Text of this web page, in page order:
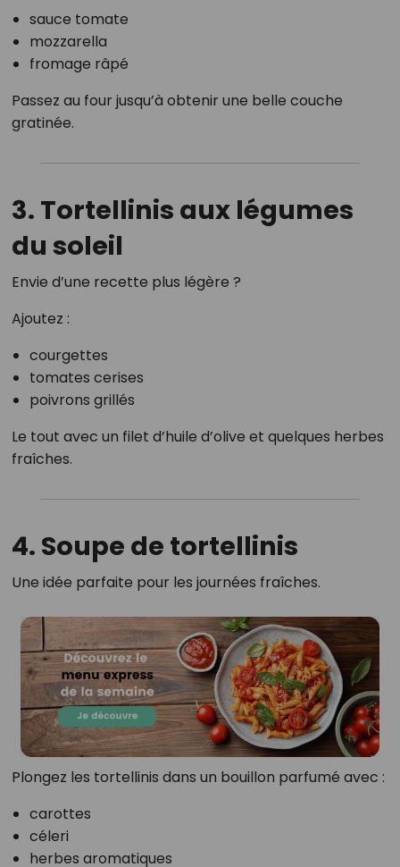
sauce tomate
mozzarella
fromage râpé
Passez au four jusqu’à obtenir une belle couche
gratinée.
3. Tortellinis aux légumes
du soleil
Envie d’une recette plus légère ?
Ajoutez :
courgettes
tomates cerises
poivrons grillés
Le tout avec un filet d’huile d’olive et quelques herbes
fraîches.
4. Soupe de tortellinis
Une idée parfaite pour les journées fraîches.
Plongez les tortellinis dans un bouillon parfumé avec :
carottes
céleri
herbes aromatiques